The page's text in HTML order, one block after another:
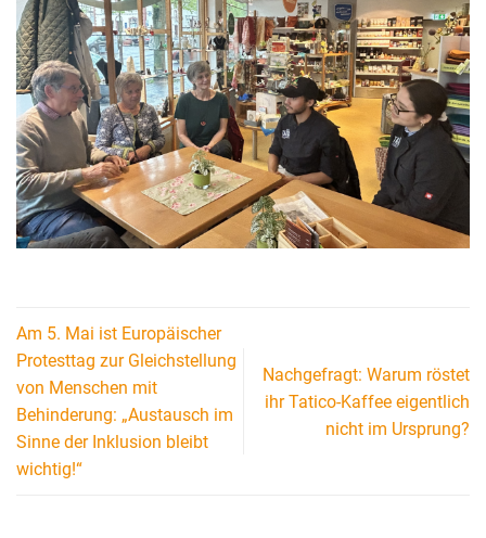
Am 5. Mai ist Europäischer
Protesttag zur Gleichstellung
von Menschen mit
Behinderung: „Austausch im
Sinne der Inklusion bleibt
wichtig!“
Nachgefragt: Warum röstet
ihr Tatico-Kaffee eigentlich
nicht im Ursprung?